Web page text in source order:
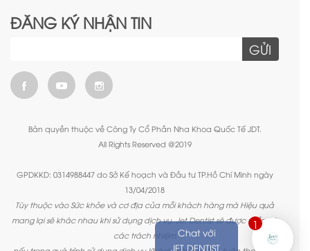
1
Chat với
JET DENTIST.
ĐĂNG KÝ NHẬN TIN
GỬI
Bản quyền thuộc về Công Ty Cổ Phần Nha Khoa Quốc Tế JDT.
All Rights Reserved @2019
GPDKKD: 0314988447 do Sở Kế hoạch và Đầu tư TP.Hồ Chí Minh ngày
13/04/2018
Tùy thuộc vào Sức khỏe và cơ địa của mỗi khách hàng mà Hiệu quả
mang lại sẽ khác nhau khi sử dụng dịch vụ. Jet Dentist sẽ được miễn trừ
các trách nhiệm